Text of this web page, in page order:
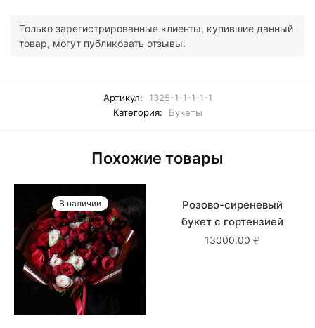
Только зарегистрированные клиенты, купившие данный
товар, могут публиковать отзывы.
Артикул:
1325-1-1-1-1-1
Категория:
Букеты
Похожие товары
В наличии Нет в наличии
Розово-сиреневый
букет с гортензией
13000.00